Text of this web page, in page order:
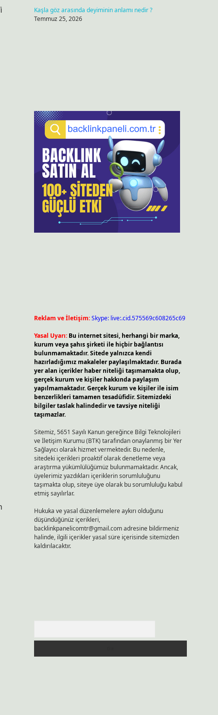
Kaşla göz arasında deyiminin anlamı nedir ?
Temmuz 25, 2026
Reklam ve İletişim:Skype: live:.cid.575569c608265c69
Yasal Uyarı: Bu internet sitesi, herhangi bir marka,
kurum veya şahıs şirketi ile hiçbir bağlantısı
bulunmamaktadır. Sitede yalnızca kendi
hazırladığımız makaleler paylaşılmaktadır. Burada
yer alan içerikler haber niteliği taşımamakta olup,
gerçek kurum ve kişiler hakkında paylaşım
yapılmamaktadır. Gerçek kurum ve kişiler ile isim
benzerlikleri tamamen tesadüfidir. Sitemizdeki
bilgiler taslak halindedir ve tavsiye niteliği
taşımazlar.
Sitemiz, 5651 Sayılı Kanun gereğince Bilgi Teknolojileri
ve İletişim Kurumu (BTK) tarafından onaylanmış bir Yer
Sağlayıcı olarak hizmet vermektedir. Bu nedenle,
sitedeki içerikleri proaktif olarak denetleme veya
araştırma yükümlülüğümüz bulunmamaktadır. Ancak,
üyelerimiz yazdıkları içeriklerin sorumluluğunu
taşımakta olup, siteye üye olarak bu sorumluluğu kabul
etmiş sayılırlar.
Hukuka ve yasal düzenlemelere aykırı olduğunu
düşündüğünüz içerikleri,
backlinkpanelicomtr@gmail.comadresine bildirmeniz
halinde, ilgili içerikler yasal süre içerisinde sitemizden
kaldırılacaktır.